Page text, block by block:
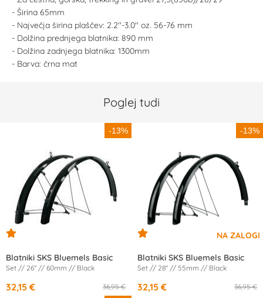
- Širina 65mm
- Največja širina plaščev: 2.2''-3.0'' oz. 56-76 mm
- Dolžina prednjega blatnika: 890 mm
- Dolžina zadnjega blatnika: 1300mm
- Barva: črna mat
Poglej tudi
-13%
Blatniki SKS Bluemels Basic
Set // 26'' // 60mm // Black
36,95 €
32,15 €
-13%
Blatniki SKS Bluemels Basic
Set // 28'' // 55mm // Black
36,95 €
32,15 €